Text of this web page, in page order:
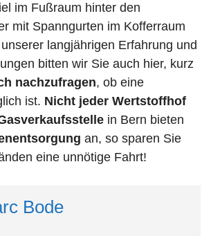
im Fußraum hinter den
mit Spanngurten im Kofferraum
langjährigen Erfahrung und
bitten wir Sie auch hier, kurz
nachzufragen, ob eine
ist. Nicht jeder Wertstoffhof
in Bern bieten
an, so sparen Sie
eine unnötige Fahrt!
Bode